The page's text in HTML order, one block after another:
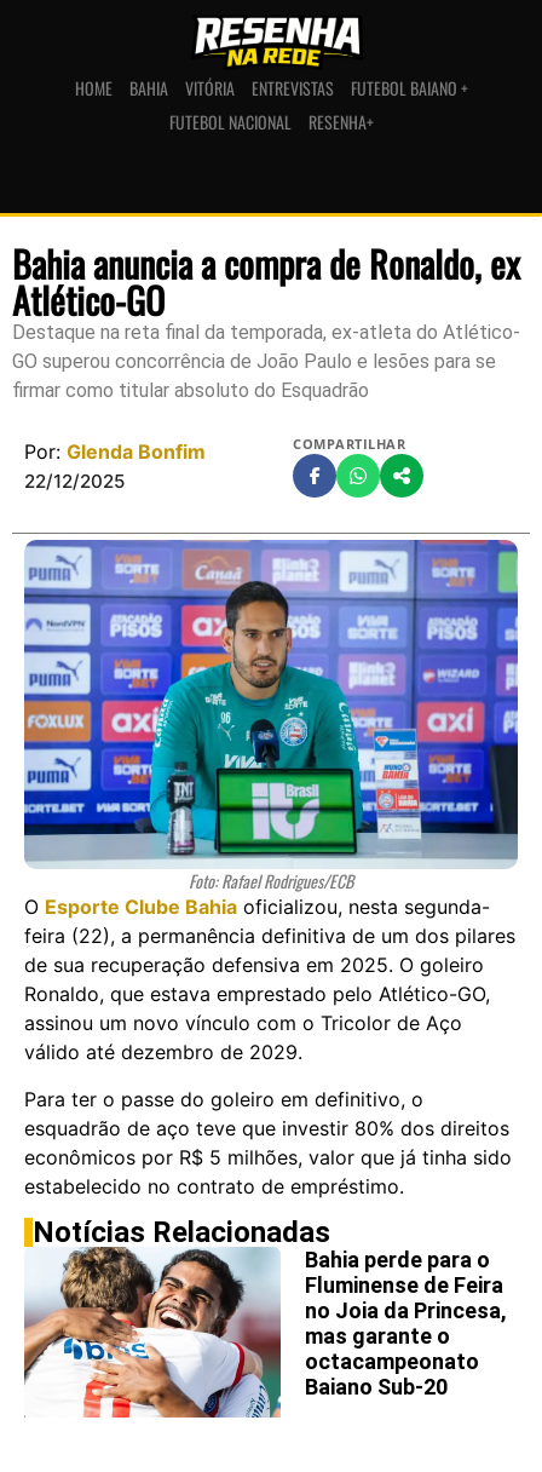
HOME BAHIA VITÓRIA ENTREVISTAS
FUTEBOL BAIANO +
FUTEBOL NACIONAL
RESENHA+
Bahia anuncia a compra de Ronaldo, ex
Atlético-GO
Destaque na reta final da temporada, ex-atleta do Atlético-
GO superou concorrência de João Paulo e lesões para se
firmar como titular absoluto do Esquadrão
Por: Glenda Bonfim
22/12/2025
COMPARTILHAR
Foto: Rafael Rodrigues/ECB
O Esporte Clube Bahia oficializou, nesta segunda-
feira (22), a permanência definitiva de um dos pilares
de sua recuperação defensiva em 2025. O goleiro
Ronaldo, que estava emprestado pelo Atlético-GO,
assinou um novo vínculo com o Tricolor de Aço
válido até dezembro de 2029.
Para ter o passe do goleiro em definitivo, o
esquadrão de aço teve que investir 80% dos direitos
econômicos por R$ 5 milhões, valor que já tinha sido
estabelecido no contrato de empréstimo.
Notícias Relacionadas
Bahia perde para o
Fluminense de Feira
no Joia da Princesa,
mas garante o
octacampeonato
Baiano Sub-20